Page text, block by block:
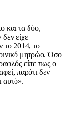
και τα δύο,
είχε
το 2014, το
μητρώο. Όσο
είπε πως ο
παρότι δεν
αυτό».